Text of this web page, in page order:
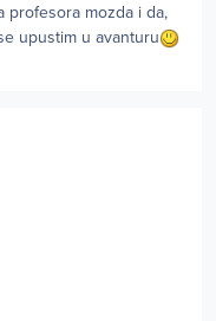
profesora mozda i da,
upustim u avanturu